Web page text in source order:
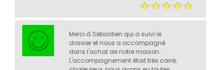
Merci à Sébastien qui a suivi le
dossier et nous a accompagné
dans l'achat de notre maison.
L'accompagnement était très carré,